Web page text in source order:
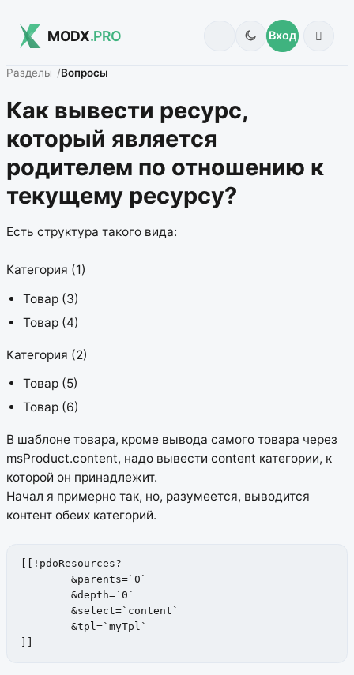
MODX.PRO Вход
Разделы Вопросы
Как вывести ресурс,
который является
родителем по отношению к
текущему ресурсу?
Есть структура такого вида:
Категория (1)
Товар (3)
Товар (4)
Категория (2)
Товар (5)
Товар (6)
В шаблоне товара, кроме вывода самого товара через
msProduct.content, надо вывести content категории, к
которой он принадлежит.
Начал я примерно так, но, разумеется, выводится
контент обеих категорий.
[[!pdoResources?